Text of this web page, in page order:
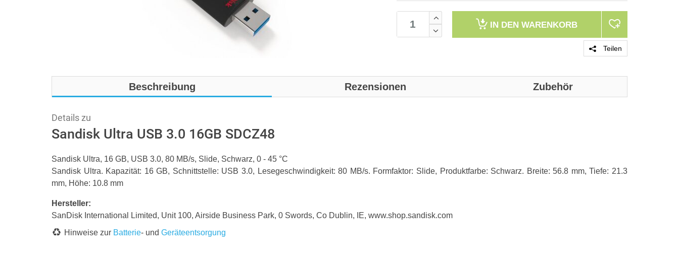
IN DEN WARENKORB
Teilen
Beschreibung Rezensionen Zubehör
Details zu
Sandisk Ultra USB 3.0 16GB SDCZ48
Sandisk Ultra, 16 GB, USB 3.0, 80 MB/s, Slide, Schwarz, 0 - 45 °C
Sandisk Ultra. Kapazität: 16 GB, Schnittstelle: USB 3.0, Lesegeschwindigkeit: 80 MB/s. Formfaktor: Slide, Produktfarbe: Schwarz. Breite: 56.8 mm, Tiefe: 21.3
mm, Höhe: 10.8 mm
Hersteller:
SanDisk International Limited, Unit 100, Airside Business Park, 0 Swords, Co Dublin, IE, www.shop.sandisk.com
Hinweise zur Batterie- und Geräteentsorgung